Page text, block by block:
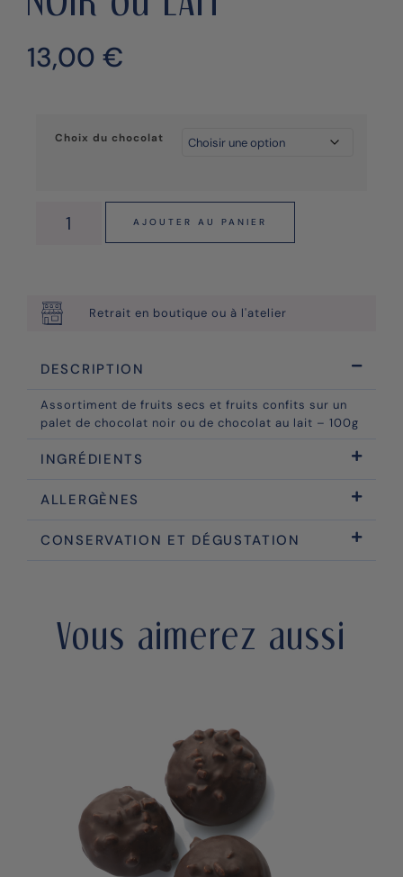
13,00 €
Choix du chocolat
AJOUTER AU PANIER
Retrait en boutique ou à l'atelier
DESCRIPTION
Assortiment de fruits secs et fruits confits sur un
palet de chocolat noir ou de chocolat au lait – 100g
INGRÉDIENTS
ALLERGÈNES
CONSERVATION ET DÉGUSTATION
Vous aimerez aussi